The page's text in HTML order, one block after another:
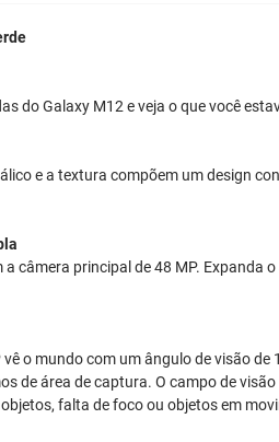
do Galaxy M12 e veja o que você
e a textura compõem um design
câmera principal de 48 MP.
o mundo com um ângulo de visão
de área de captura. O campo de
falta de foco ou objetos em